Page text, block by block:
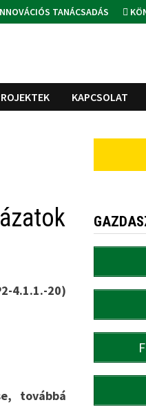
TANÁCSADÁS
KAPCSOLAT
4.1.1.-20)
továbbá